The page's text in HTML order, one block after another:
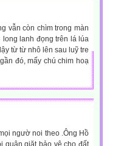
vẫn còn chìm trong màn
lanh đọng trên lá lúa
từ từ nhô lên sau luỹ tre
đó, mấy chú chim hoạ
ngườ noi theo .Ông Hồ
quân giặt bảo vệ cho đất